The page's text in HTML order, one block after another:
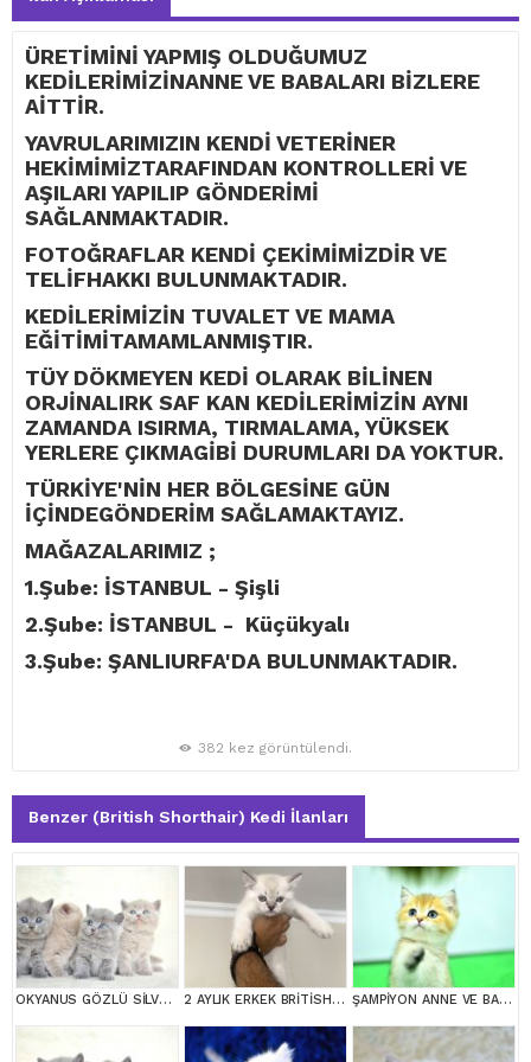
ÜRETİMİNİ YAPMIŞ OLDUĞUMUZ
KEDİLERİMİZİNANNE VE BABALARI BİZLERE
AİTTİR.
YAVRULARIMIZIN KENDİ VETERİNER
HEKİMİMİZTARAFINDAN KONTROLLERİ VE
AŞILARI YAPILIP GÖNDERİMİ
SAĞLANMAKTADIR.
FOTOĞRAFLAR KENDİ ÇEKİMİMİZDİR VE
TELİFHAKKI BULUNMAKTADIR.
KEDİLERİMİZİN TUVALET VE MAMA
EĞİTİMİTAMAMLANMIŞTIR.
TÜY DÖKMEYEN KEDİ OLARAK BİLİNEN
ORJİNALIRK SAF KAN KEDİLERİMİZİN AYNI
ZAMANDA ISIRMA, TIRMALAMA, YÜKSEK
YERLERE ÇIKMAGİBİ DURUMLARI DA YOKTUR.
TÜRKİYE'NİN HER BÖLGESİNE GÜN
İÇİNDEGÖNDERİM SAĞLAMAKTAYIZ.
MAĞAZALARIMIZ ;
1.Şube: İSTANBUL - Şişli
2.Şube: İSTANBUL - Küçükyalı
3.Şube: ŞANLIURFA'DA BULUNMAKTADIR.
382 kez görüntülendi.
Benzer (British Shorthair) Kedi İlanları
OKYANUS GÖZLÜ SİLVER POİNT BRİTİSH SHORTHAİR YAVRUMUZ 2 AYLIK ERKEK BRİTİSH SHORT HAİR ŞAMPİYON ANNE VE BABANI YAVRUSU NY11 GOLDEN BRİTİSH SHORTHAİR YAVRUMUZ